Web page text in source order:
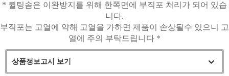
* 퀼팅솜은 이완방지를 위해 한쪽면에 부직포 처리가 되어 있습
니다.
부직포는 고열에 약해 고열을 가하면 제품이 손상될수 있으니 고
열에 주의 부탁드립니다 *
상품정보고시 보기